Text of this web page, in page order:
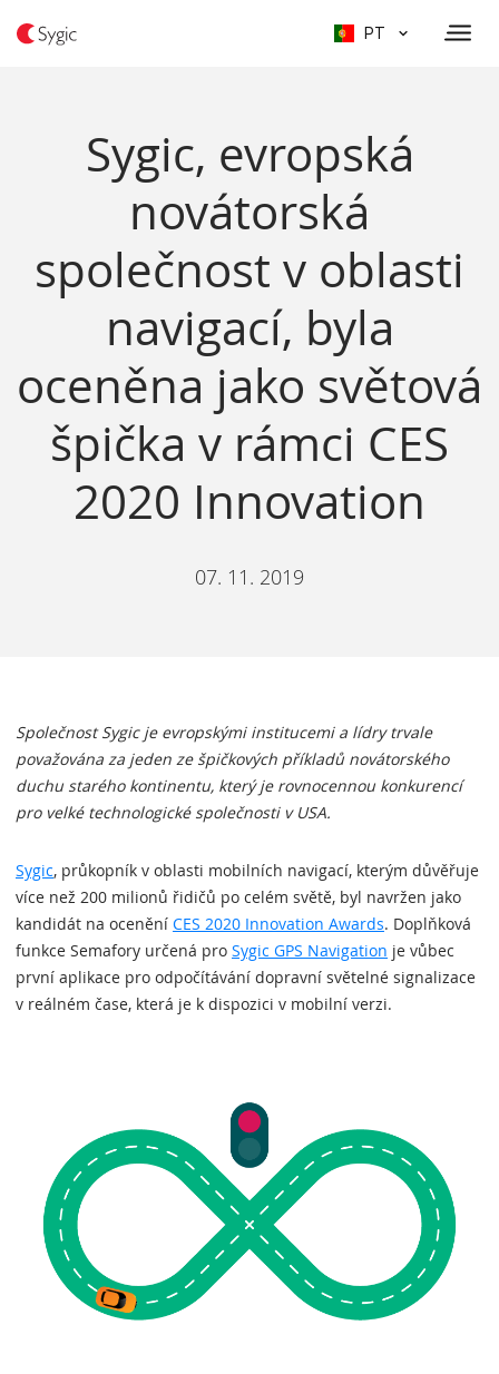
PT
Sygic, evropská
novátorská
společnost v oblasti
navigací, byla
oceněna jako světová
špička v rámci CES
2020 Innovation
07. 11. 2019
Společnost Sygic je evropskými institucemi a lídry trvale
považována za jeden ze špičkových příkladů novátorského
duchu starého kontinentu, který je rovnocennou konkurencí
pro velké technologické společnosti v USA.
Sygic, průkopník v oblasti mobilních navigací, kterým důvěřuje
více než 200 milionů řidičů po celém světě, byl navržen jako
kandidát na ocenění CES 2020 Innovation Awards. Doplňková
funkce Semafory určená pro Sygic GPS Navigation je vůbec
první aplikace pro odpočítávání dopravní světelné signalizace
v reálném čase, která je k dispozici v mobilní verzi.